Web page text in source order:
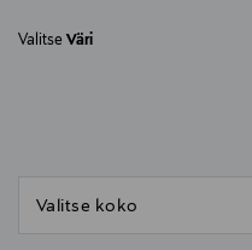
Valitse Väri